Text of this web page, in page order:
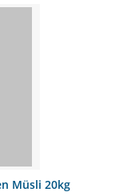
Müsli 20kg